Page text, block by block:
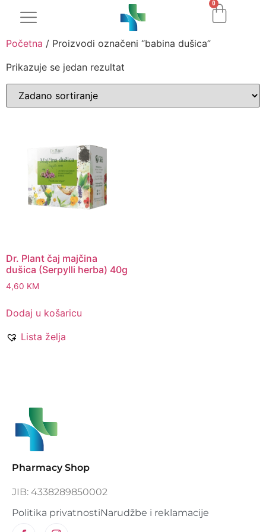
0
Početna / Proizvodi označeni “babina dušica”
Prikazuje se jedan rezultat
Dr. Plant čaj majčina
dušica (Serpylli herba) 40g
4,60 KM
Dodaj u košaricu
Lista želja
Pharmacy Shop
JIB: 4338289850002
Politika privatnostiNarudžbe i reklamacije